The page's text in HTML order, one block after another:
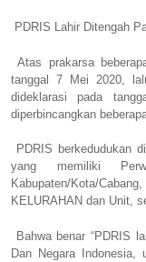
PDRIS Lahir Ditengah
Atas prakarsa
tanggal 7 Mei 2020,
dideklarasi pada
diperbincangkan
PDRIS berkedudukan
yang memiliki
Kabupaten/Kota/
KELURAHAN dan Unit,
Bahwa benar “PDRIS
Dan Negara